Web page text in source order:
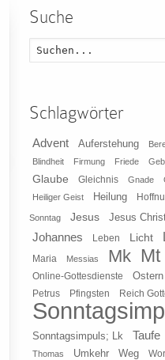
Suche
Schlagwörter
Advent Auferstehung
Blindheit
Firmung Friede
Glaube Gleichnis Gnade
Heiliger Geist
Heilung
Sonntag Jesus Jesus
Johannes Leben Licht
Maria Messias Mk Mt
Online-Gottesdienste Ostern
Petrus
Pfingsten Reich
Sonntagsimpuls; Lk Taufe
Thomas Umkehr Weg